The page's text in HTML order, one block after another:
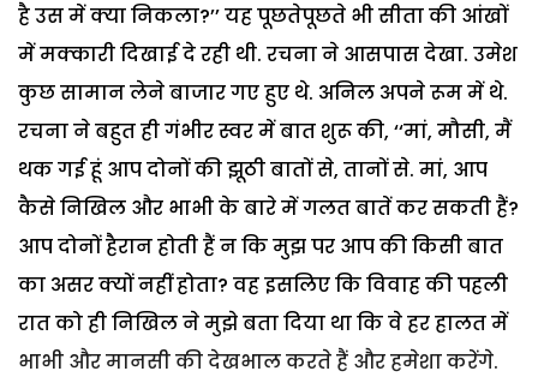
है उस में क्या निकला?’’ यह पूछतेपूछते भी सीता की आंखों
में मक्कारी दिखाई दे रही थी. रचना ने आसपास देखा. उमेश
कुछ सामान लेने बाजार गए हुए थे. अनिल अपने रूम में थे.
रचना ने बहुत ही गंभीर स्वर में बात शुरू की, ‘‘मां, मौसी, मैं
थक गई हूं आप दोनों की झूठी बातों से, तानों से. मां, आप
कैसे निखिल और भाभी के बारे में गलत बातें कर सकती हैं?
आप दोनों हैरान होती हैं न कि मुझ पर आप की किसी बात
का असर क्यों नहीं होता? वह इसलिए कि विवाह की पहली
रात को ही निखिल ने मुझे बता दिया था कि वे हर हालत में
भाभी और मानसी की देखभाल करते हैं और हमेशा करेंगे.